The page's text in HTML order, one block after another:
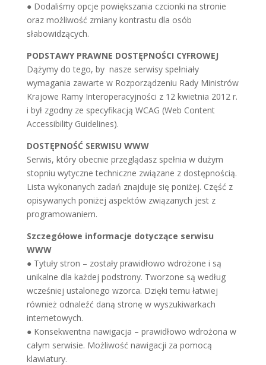
● Dodaliśmy opcje powiększania czcionki na stronie
oraz możliwość zmiany kontrastu dla osób
słabowidzących.
PODSTAWY PRAWNE DOSTĘPNOŚCI CYFROWEJ
Dążymy do tego, by nasze serwisy spełniały
wymagania zawarte w Rozporządzeniu Rady Ministrów
Krajowe Ramy Interoperacyjności z 12 kwietnia 2012 r.
i był zgodny ze specyfikacją WCAG (Web Content
Accessibility Guidelines).
DOSTĘPNOŚĆ SERWISU WWW
Serwis, który obecnie przeglądasz spełnia w dużym
stopniu wytyczne techniczne związane z dostępnością.
Lista wykonanych zadań znajduje się poniżej. Część z
opisywanych poniżej aspektów związanych jest z
programowaniem.
Szczegółowe informacje dotyczące serwisu
WWW
● Tytuły stron – zostały prawidłowo wdrożone i są
unikalne dla każdej podstrony. Tworzone są według
wcześniej ustalonego wzorca. Dzięki temu łatwiej
również odnaleźć daną stronę w wyszukiwarkach
internetowych.
● Konsekwentna nawigacja – prawidłowo wdrożona w
całym serwisie. Możliwość nawigacji za pomocą
klawiatury.